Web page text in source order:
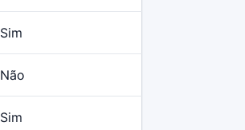
Sim
Não
Sim